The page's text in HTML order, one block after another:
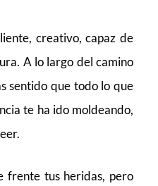
creativo, capaz de
A lo largo del camino
sentido que todo lo que
te ha ido moldeando,
frente tus heridas, pero